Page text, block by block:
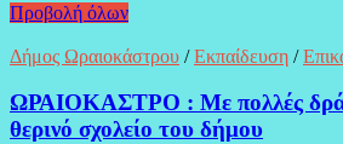
Προβολή όλων
Δήμος Ωραιοκάστρου /Εκπαίδευση /
ΩΡΑΙΟΚΑΣΤΡΟ : Με πολλές
θερινό σχολείο του δήμου